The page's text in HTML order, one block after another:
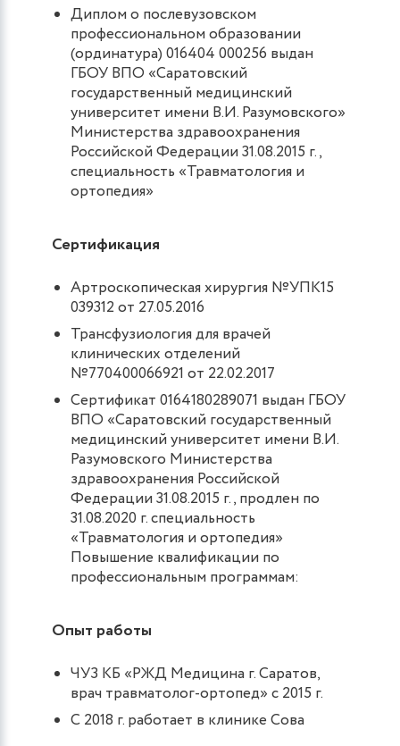
Диплом о послевузовском
профессиональном образовании
(ординатура) 016404 000256 выдан
ГБОУ ВПО «Саратовский
государственный медицинский
университет имени В.И. Разумовского»
Министерства здравоохранения
Российской Федерации 31.08.2015 г.,
специальность «Травматология и
ортопедия»
Сертификация
Артроскопическая хирургия №УПК15
039312 от 27.05.2016
Трансфузиология для врачей
клинических отделений
№770400066921 от 22.02.2017
Сертификат 0164180289071 выдан ГБОУ
ВПО «Саратовский государственный
медицинский университет имени В.И.
Разумовского Министерства
здравоохранения Российской
Федерации 31.08.2015 г., продлен по
31.08.2020 г. специальность
«Травматология и ортопедия»
Повышение квалификации по
профессиональным программам:
Опыт работы
ЧУЗ КБ «РЖД Медицина г. Саратов,
врач травматолог-ортопед» с 2015 г.
С 2018 г. работает в клинике Сова